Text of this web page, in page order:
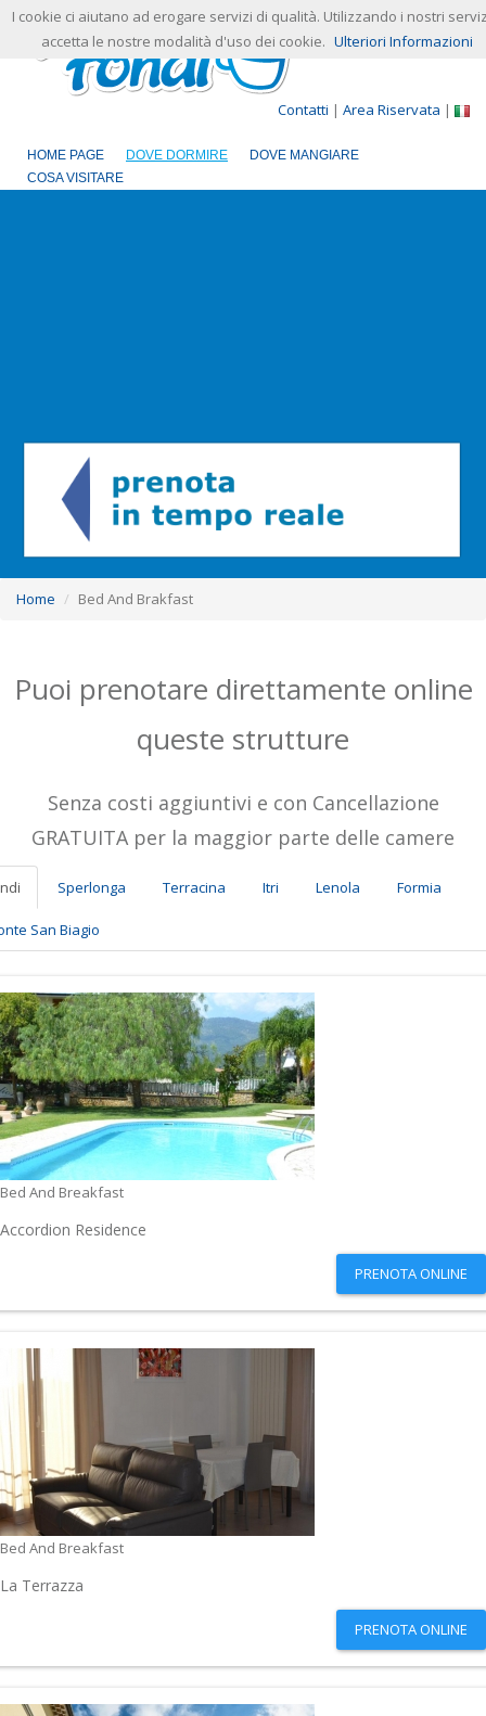
Contatti | Area Riservata |
HOME PAGE DOVE DORMIRE
DOVE MANGIARE
COSA VISITARE
Home Bed And Brakfast
Puoi prenotare direttamente online
queste strutture
Senza costi aggiuntivi e con Cancellazione
GRATUITA per la maggior parte delle camere
Sperlonga Terracina Itri Lenola Formia
San Biagio
Bed And Breakfast
Accordion Residence
PRENOTA ONLINE
Bed And Breakfast
La Terrazza
PRENOTA ONLINE
I cookie ci aiutano ad erogare servizi di qualità. Utilizzando i nostri
accetta le nostre modalità d'uso dei cookie. Ulteriori Informazioni